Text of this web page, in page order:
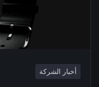
أخبار الشركة